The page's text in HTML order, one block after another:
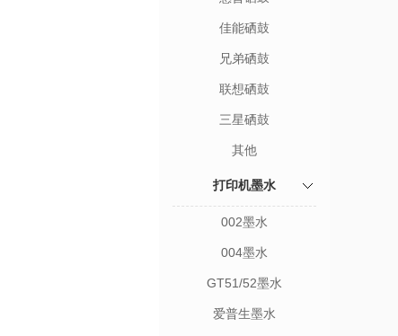
佳能硒鼓
兄弟硒鼓
联想硒鼓
三星硒鼓
其他
打印机墨水
002墨水
004墨水
GT51/52墨水
爱普生墨水